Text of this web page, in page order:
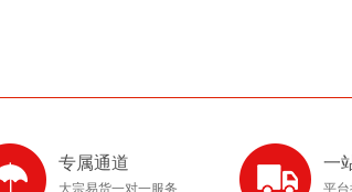
专属通道
大宗易货一对一服务
一
平